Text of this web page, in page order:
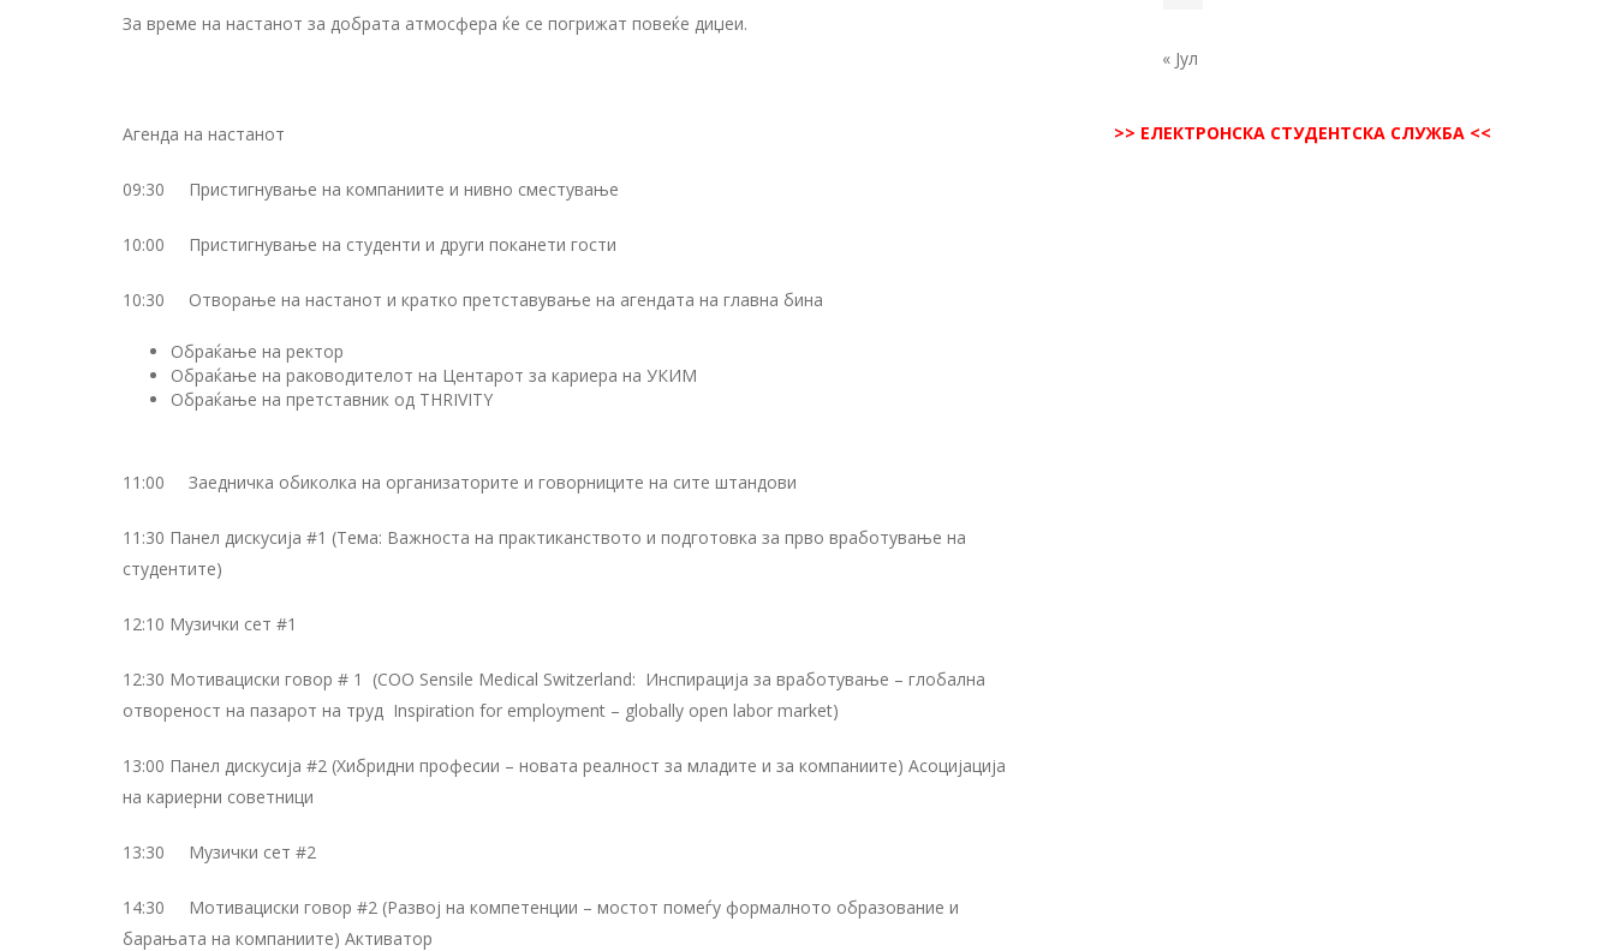
За време на настанот за добрата атмосфера ќе се погрижат повеќе диџеи.
Агенда на настанот
09:30 Пристигнување на компаниите и нивно сместување
10:00 Пристигнување на студенти и други поканети гости
10:30 Отворање на настанот и кратко претставување на агендата на главна бина
Обраќање на ректор
Обраќање на раководителот на Центарот за кариера на УКИМ
Обраќање на претставник од THRIVITY
11:00 Заедничка обиколка на организаторите и говорниците на сите штандови
11:30 Панел дискусија #1 (Тема: Важноста на практиканството и подготовка за прво вработување на
студентите)
12:10 Музички сет #1
12:30 Мотивациски говор # 1 (COO Sensile Medical Switzerland: Инспирација за вработување – глобална
отвореност на пазарот на труд Inspiration for employment – globally open labor market)
13:00 Панел дискусија #2 (Хибридни професии – новата реалност за младите и за компаниите) Асоцијација
на кариерни советници
13:30 Музички сет #2
14:30 Мотивациски говор #2 (Развој на компетенции – мостот помеѓу формалното образование и
барањата на компаниите) Активатор
« Јул
>> ЕЛЕКТРОНСКА СТУДЕНТСКА СЛУЖБА <<